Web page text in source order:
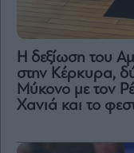
H δεξίωση του
στην Κέρκυρα,
Μύκονο με τον
Χανιά και το